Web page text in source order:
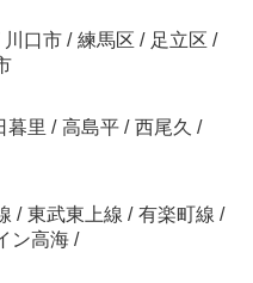
川口市 / 練馬区 / 足立区 /
暮里 / 高島平 / 西尾久 /
/ 東武東上線 / 有楽町線 /
ン高海 /